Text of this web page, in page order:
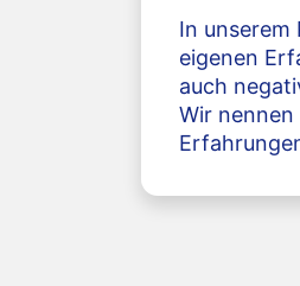
In unserem
eigenen
auch
Wir nennen